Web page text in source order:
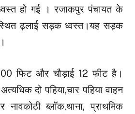
हो गई । रजाकपुर पंचायत के
ढ़लाई सड़क ध्वस्त।यह सड़क
फिट और चौड़ाई 12 फीट है।
दो पहिया,चार पहिया वाहन
ब्लॉक,थाना, प्राथमिक